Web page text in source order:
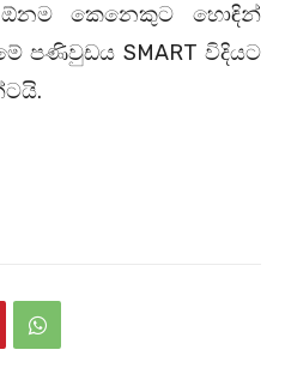
කෙනෙකුට හොඳින්
පණිවුඩය SMART විදියට